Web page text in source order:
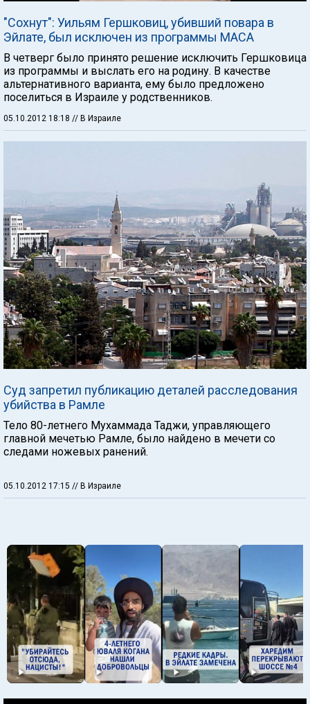
"Сохнут": Уильям Гершковиц, убивший повара в
Эйлате, был исключен из программы МАСА
В четверг было принято решение исключить Гершковица
из программы и выслать его на родину. В качестве
альтернативного варианта, ему было предложено
поселиться в Израиле у родственников.
05.10.2012 18:18 // В Израиле
Суд запретил публикацию деталей расследования
убийства в Рамле
Тело 80-летнего Мухаммада Таджи, управляющего
главной мечетью Рамле, было найдено в мечети со
следами ножевых ранений.
05.10.2012 17:15 // В Израиле